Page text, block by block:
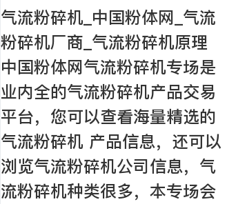
气流粉碎机_中国粉体网_气流
粉碎机厂商_气流粉碎机原理
中国粉体网气流粉碎机专场是
业内全的气流粉碎机产品交易
平台，您可以查看海量精选的
气流粉碎机 产品信息，还可以
浏览气流粉碎机公司信息，气
流粉碎机种类很多，本专场会